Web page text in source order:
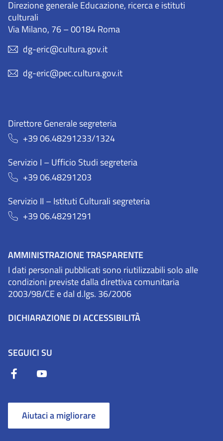
Direzione generale Educazione, ricerca e istituti
culturali
Via Milano, 76 – 00184 Roma
dg-eric@cultura.gov.it
dg-eric@pec.cultura.gov.it
Direttore Generale segreteria
+39 06.48291233/1324
Servizio I – Ufficio Studi segreteria
+39 06.48291203
Servizio II – Istituti Culturali segreteria
+39 06.48291291
AMMINISTRAZIONE TRASPARENTE
I dati personali pubblicati sono riutilizzabili solo alle
condizioni previste dalla direttiva comunitaria
2003/98/CE e dal d.lgs. 36/2006
DICHIARAZIONE DI ACCESSIBILITÀ
SEGUICI SU
Aiutaci a migliorare